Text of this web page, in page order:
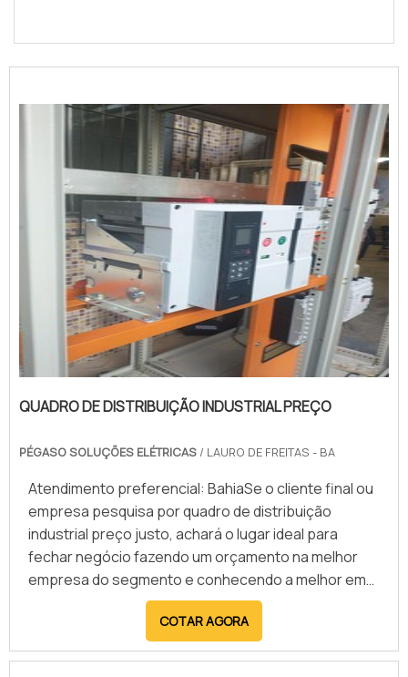
QUADRO DE DISTRIBUIÇÃO INDUSTRIAL PREÇO
PÉGASO SOLUÇÕES ELÉTRICAS / LAURO DE FREITAS - BA
Atendimento preferencial: BahiaSe o cliente final ou
empresa pesquisa por quadro de distribuição
industrial preço justo, achará o lugar ideal para
fechar negócio fazendo um orçamento na melhor
empresa do segmento e conhecendo a melhor em
qualidade e custo-benefício.Quando a questão é
quadro de distribuição industrial preço acessível,
com os profissionais da Pégaso Soluções Elétricas
COTAR AGORA